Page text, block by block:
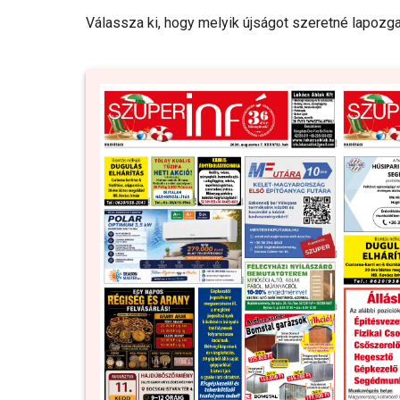
Válassza ki, hogy melyik újságot szeretné